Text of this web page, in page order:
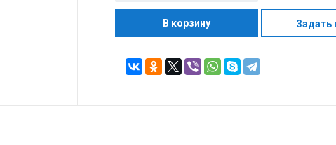
В корзину Задать